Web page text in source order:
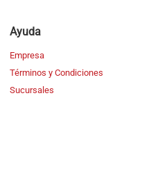
Ayuda
Empresa
Términos y Condiciones
Sucursales